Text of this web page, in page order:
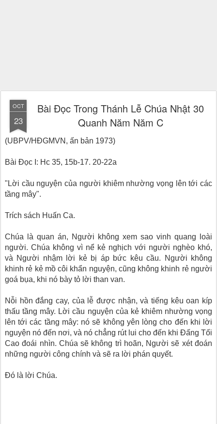
OCT
23
Bài Ðọc Trong Thánh Lễ Chúa Nhật 30
Quanh Năm Năm C
(UBPV/HĐGMVN, ấn bản 1973)
Bài Ðọc I: Hc 35, 15b-17. 20-22a
"Lời cầu nguyện của người khiêm nhường vọng lên tới các
tầng mây".
Trích sách Huấn Ca.
Chúa là quan án, Người không xem sao vinh quang loài
người. Chúa không vì nể kẻ nghịch với người nghèo khó,
và Người nhậm lời kẻ bị áp bức kêu cầu. Người không
khinh rẻ kẻ mồ côi khẩn nguyện, cũng không khinh rẻ người
goá bụa, khi nó bày tỏ lời than van.
Nỗi hồn đắng cay, của lễ được nhận, và tiếng kêu oan kíp
thấu tầng mây. Lời cầu nguyện của kẻ khiêm nhường vọng
lên tới các tầng mây: nó sẽ không yên lòng cho đến khi lời
nguyện nó đến nơi, và nó chẳng rút lui cho đến khi Ðấng Tối
Cao đoái nhìn. Chúa sẽ không trì hoãn, Người sẽ xét đoán
những người công chính và sẽ ra lời phán quyết.
Ðó là lời Chúa.